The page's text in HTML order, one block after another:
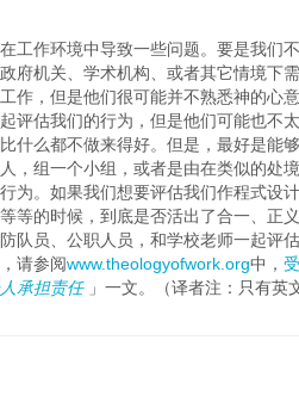
工作环境中导致一些问题。要是我们
府机关、学术机构、或者其它情境下
作，但是他们很可能并不熟悉神的心
评估我们的行为，但是他们可能也不
什么都不做来得好。但是，最好是能
，组一个小组，或者是由在类似的处
为。如果我们想要评估我们作程式设
等的时候，到底是否活出了合一、正
队员、公职人员，和学校老师一起评
请参阅www.theologyofwork.org中，
承担责任 」一文。（译者注：只有英